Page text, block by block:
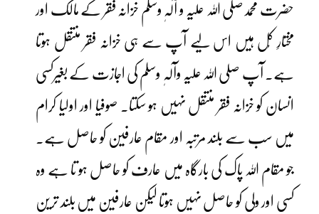
حضرت محمدصلی اللہ علیہ و آلہٖ وسلم خزانہ فقر کے مالک اور
مختارِ کُل ہیں اس لیے آپ سے ہی خزانہ فقر منتقل ہوتا
ہے۔ آپ صلی اللہ علیہ وآلہٖ وسلم کی اجازت کے بغیرکسی
انسان کو خزانہ فقر منتقل نہیں ہو سکتا۔ صوفیا اور اولیا کرام
میں سب سے بلند مرتبہ اور مقام عارفین کو حاصل ہے۔
جو مقام اللہ پاک کی بارگاہ میں عارف کو حاصل ہو تا ہے وہ
کسی اور ولی کو حاصل نہیں ہوتا لیکن عارفین میں بلند ترین